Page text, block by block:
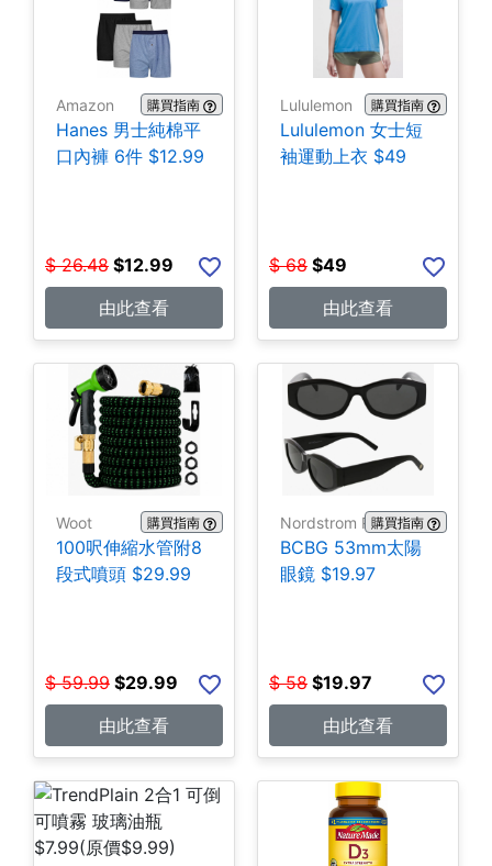
Amazon 購買指南
Hanes 男士純棉平
口內褲 6件 $12.99
$ 26.48 $12.99
由此查看
Lululemon 購買指南
Lululemon 女士短
袖運動上衣 $49
$ 68 $49
由此查看
Woot 購買指南
100呎伸縮水管附8
段式噴頭 $29.99
$ 59.99 $29.99
由此查看
Nordstrom Rack購買指南
BCBG 53mm太陽
眼鏡 $19.97
$ 58 $19.97
由此查看